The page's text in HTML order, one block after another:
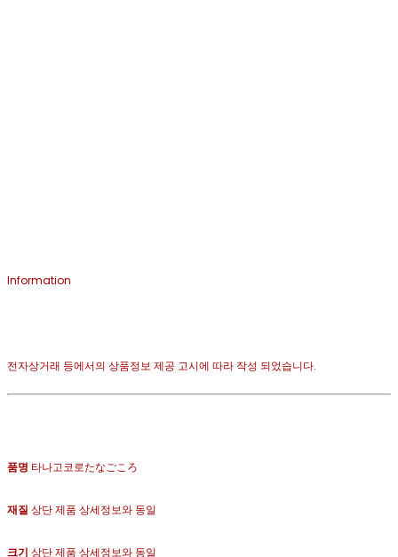
Information
전자상거래 등에서의 상품정보 제공 고시에 따라 작성 되었습니다.
품명 타나고코로たなごころ
재질 상단 제품 상세정보와 동일
크기 상단 제품 상세정보와 동일